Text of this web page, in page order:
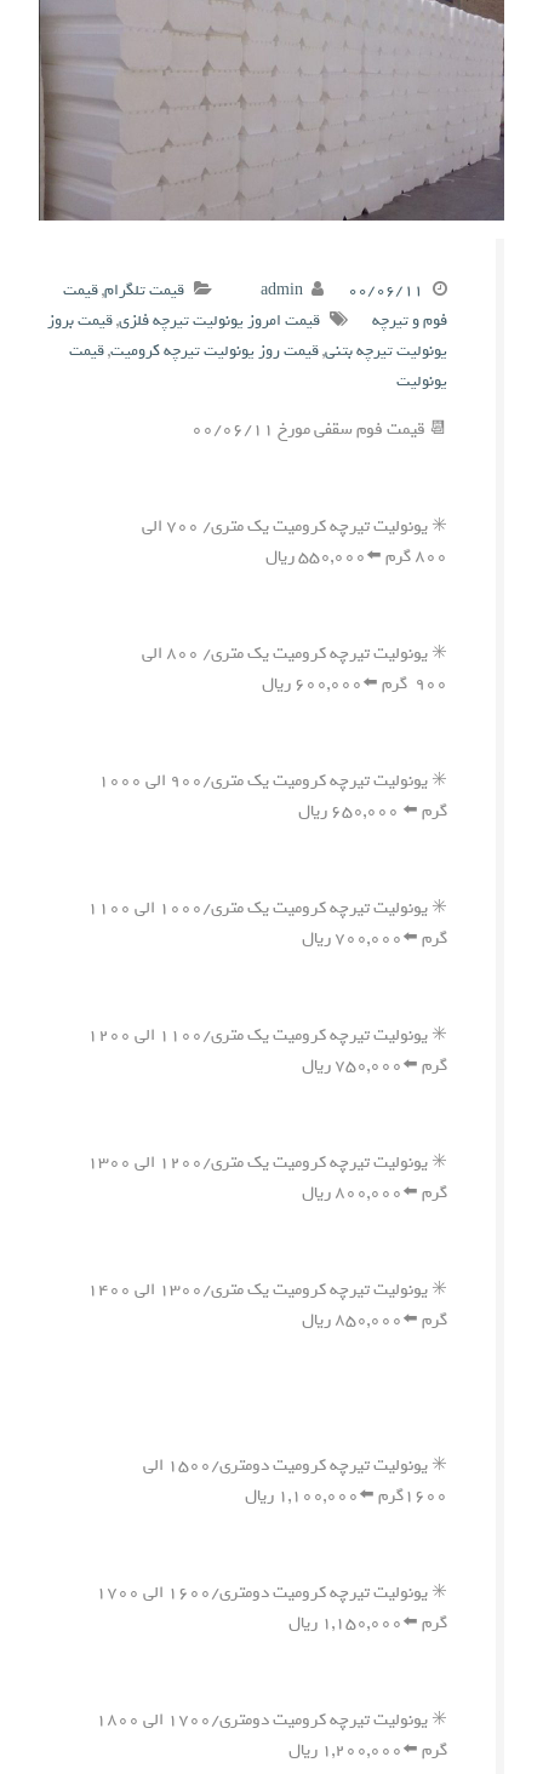
۰۰/۰۶/۱۱ admin قیمت تلگرام,قیمت
فوم و تیرچه
قیمت امروز یونولیت تیرچه فلزی,قیمت بروز
یونولیت تیرچه بتنی,قیمت روز یونولیت تیرچه کرومیت,قیمت
یونولیت
📆 قیمت فوم سقفی مورخ ۰۰/۰۶/۱۱
✳️ یونولیت تیرچه کرومیت یک متری/ ۷۰۰ الی
۸۰۰ گرم ⬅️۵۵۰,۰۰۰ ریال
✳️ یونولیت تیرچه کرومیت یک متری/ ۸۰۰ الی
۹۰۰ گرم ⬅️۶۰۰,۰۰۰ ریال
✳️ یونولیت تیرچه کرومیت یک متری/۹۰۰ الی ۱۰۰۰
گرم ⬅️ ۶۵۰,۰۰۰ ریال
✳️ یونولیت تیرچه کرومیت یک متری/۱۰۰۰ الی ۱۱۰۰
گرم ⬅️۷۰۰,۰۰۰ ریال
✳️ یونولیت تیرچه کرومیت یک متری/۱۱۰۰ الی ۱۲۰۰
گرم ⬅️۷۵۰,۰۰۰ ریال
✳️ یونولیت تیرچه کرومیت یک متری/۱۲۰۰ الی ۱۳۰۰
گرم ⬅️۸۰۰,۰۰۰ ریال
✳️ یونولیت تیرچه کرومیت یک متری/۱۳۰۰ الی ۱۴۰۰
گرم ⬅️۸۵۰,۰۰۰ ریال
✳️ یونولیت تیرچه کرومیت دومتری/۱۵۰۰ الی
۱۶۰۰گرم ⬅️۱,۱۰۰,۰۰۰ ریال
✳️ یونولیت تیرچه کرومیت دومتری/۱۶۰۰ الی ۱۷۰۰
گرم ⬅️۱,۱۵۰,۰۰۰ ریال
✳️ یونولیت تیرچه کرومیت دومتری/۱۷۰۰ الی ۱۸۰۰
گرم ⬅️۱,۲۰۰,۰۰۰ ریال